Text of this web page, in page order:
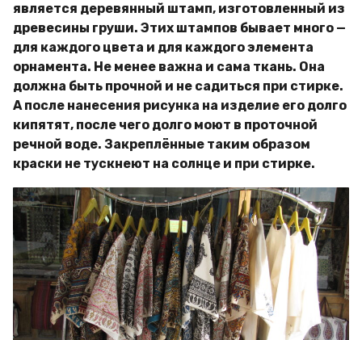
является деревянный штамп, изготовленный из
древесины груши. Этих штампов бывает много —
для каждого цвета и для каждого элемента
орнамента. Не менее важна и сама ткань. Она
должна быть прочной и не садиться при стирке.
А после нанесения рисунка на изделие его долго
кипятят, после чего долго моют в проточной
речной воде. Закреплённые таким образом
краски не тускнеют на солнце и при стирке.